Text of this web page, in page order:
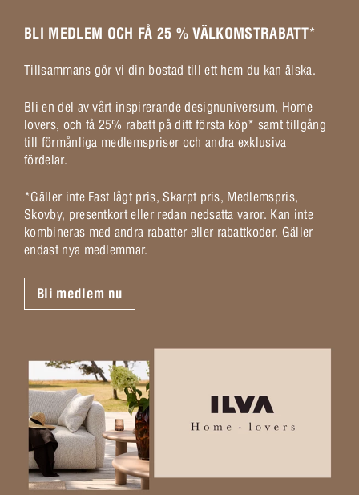
BLI MEDLEM OCH FÅ 25 % VÄLKOMSTRABATT*
Tillsammans gör vi din bostad till ett hem du kan älska.
Bli en del av vårt inspirerande designuniversum, Home
lovers, och få 25% rabatt på ditt första köp* samt tillgång
till förmånliga medlemspriser och andra exklusiva
fördelar.
*Gäller inte Fast lågt pris, Skarpt pris, Medlemspris,
Skovby, presentkort eller redan nedsatta varor. Kan inte
kombineras med andra rabatter eller rabattkoder. Gäller
endast nya medlemmar.
Bli medlem nu